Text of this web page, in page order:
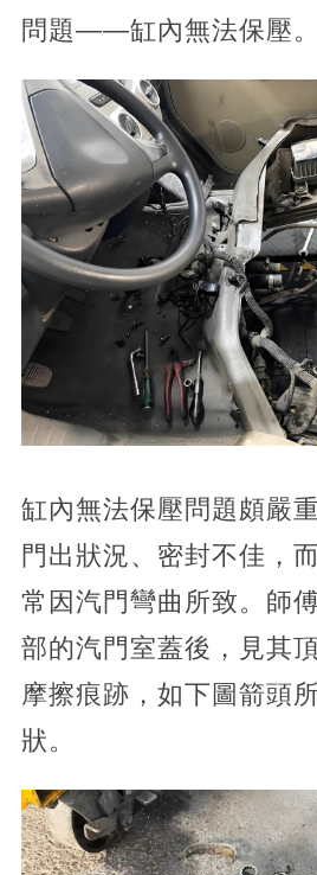
問題——缸內無法保壓。
缸內無法保壓問題頗嚴
門出狀況、密封不佳，
常因汽門彎曲所致。師
部的汽門室蓋後，見其
摩擦痕跡，如下圖箭頭
狀。